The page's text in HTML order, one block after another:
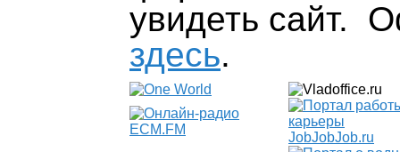
увидеть сайт.
здесь.